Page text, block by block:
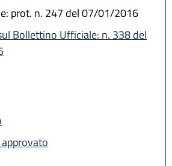
prot. n. 247 del 07/01/2016
Bollettino Ufficiale: n. 338 del